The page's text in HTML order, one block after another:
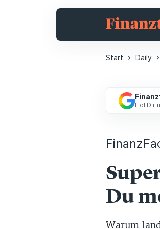
Start Daily
Hol Dir
Du
Warum